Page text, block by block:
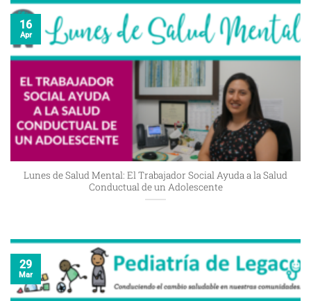
Lunes de Salud Mental: El Trabajador Social Ayuda a la Salud
Conductual de un Adolescente
16
Apr
29
Mar